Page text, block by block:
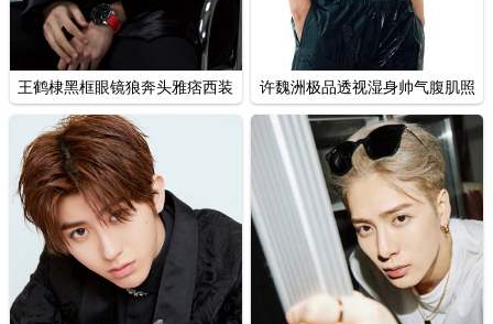
王鹤棣黑框眼镜狼奔头雅痞西装
时尚写真
许魏洲极品透视湿身帅气腹肌照